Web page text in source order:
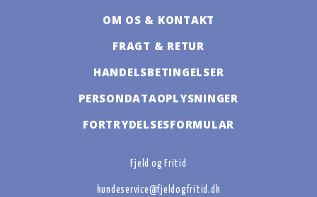
OM OS & KONTAKT
FRAGT & RETUR
HANDELSBETINGELSER
PERSONDATAOPLYSNINGER
FORTRYDELSESFORMULAR
Fjeld og Fritid
kundeservice@fjeldogfritid.dk